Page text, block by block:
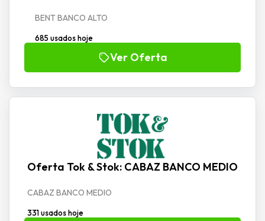
BENT BANCO ALTO
685 usados hoje
Ver Oferta
Oferta Tok & Stok: CABAZ BANCO MEDIO
CABAZ BANCO MEDIO
331 usados hoje